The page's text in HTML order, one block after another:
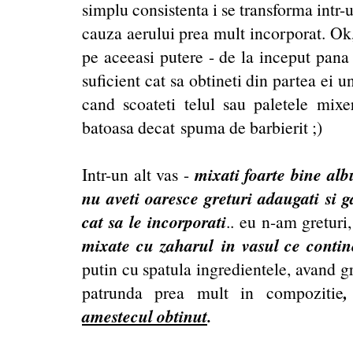
simplu consistenta i se transforma
cauza aerului prea mult incorporat.
pe aceeasi putere - de la inceput
suficient cat sa obtineti din partea ei
cand scoateti telul sau paletele
batoasa decat spuma de barbierit ;)
Intr-un alt vas -mixati foarte bine
nu aveti oaresce greturi adaugati si
cat sa le incorporati.. eu n-am
mixate cu zaharul in vasul ce
putin cu spatula ingredientele, avand
patrunda prea mult in compozitie
amestecul obtinut.